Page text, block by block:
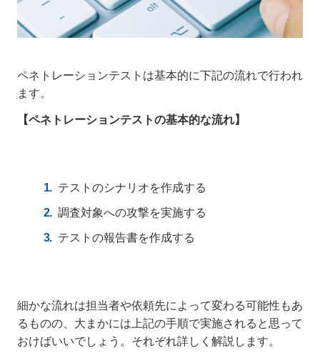
ペネトレーションテストは基本的に下記の流れで行われ
ます。
【ペネトレーションテストの基本的な流れ】
テストのシナリオを作成する
調査対象への攻撃を実施する
テストの報告書を作成する
細かな流れは担当者や依頼先によって変わる可能性もあ
るものの、大まかには上記の手順で実施されると思って
おけばいいでしょう。それぞれ詳しく解説します。